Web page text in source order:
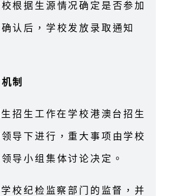
根据生源情况确定是否参加
认后，学校发放录取通知
制
招生工作在学校港澳台招生
导下进行，重大事项由学校
导小组集体讨论决定。
校纪检监察部门的监督，并